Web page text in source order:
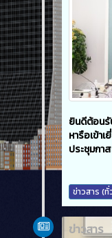
ยินดีต้อนรั
หารือเข้า
ประชุมกา
ข่าวสาร (ทั่
ข่าวสาร